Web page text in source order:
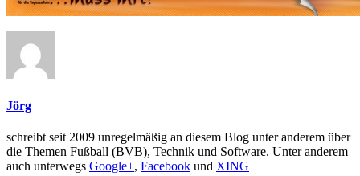
Jörg
schreibt seit 2009 unregelmäßig an diesem Blog unter anderem über
die Themen Fußball (BVB), Technik und Software. Unter anderem
auch unterwegs Google+, Facebook und XING